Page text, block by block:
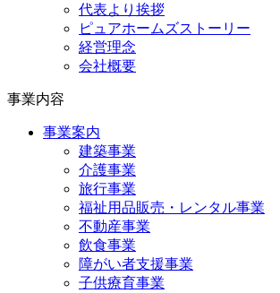
代表より挨拶
ピュアホームズストーリー
経営理念
会社概要
事業内容
事業案内
建築事業
介護事業
旅行事業
福祉用品販売・レンタル事業
不動産事業
飲食事業
障がい者支援事業
子供療育事業